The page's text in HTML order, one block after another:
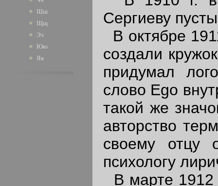
Шш
Щщ
Ээ
Юю
Яя
Сергиеву
В октябре
создали
придумал
слово Ego
такой же
авторство
своему отцу
психологу
В марте 1912